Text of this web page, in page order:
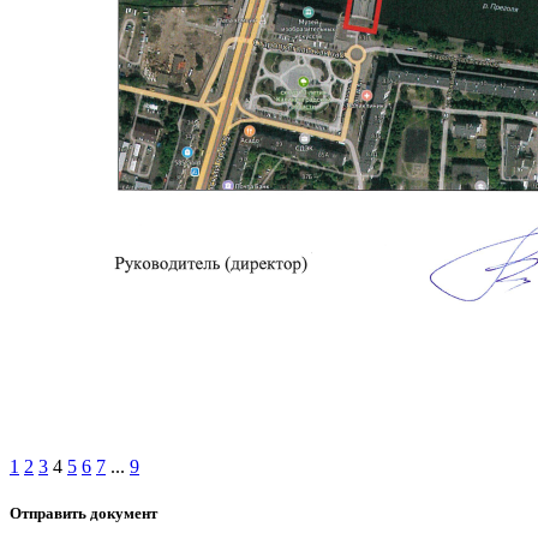
1 2 3 4 5 6 7 ... 9
Отправить документ